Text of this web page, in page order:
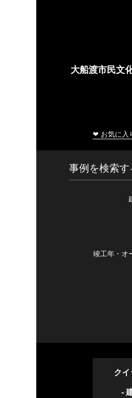
大船渡市民文
❤ お気に入
事例を検索す
竣工年・ オ
ク
-